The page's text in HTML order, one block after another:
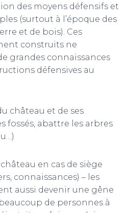
des moyens défensifs et
(surtout à l’époque des
et de bois). Ces
construits ne
grandes connaissances
défensives au
château et de ses
fossés, abattre les arbres
en cas de siège
connaissances) – les
aussi devenir une gêne
de personnes à